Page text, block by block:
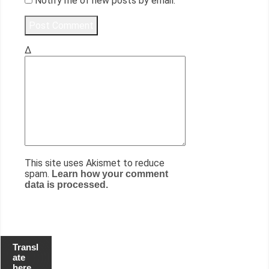
Δ
This site uses Akismet to reduce
spam. Learn how your comment
data is processed.
Transl
ate